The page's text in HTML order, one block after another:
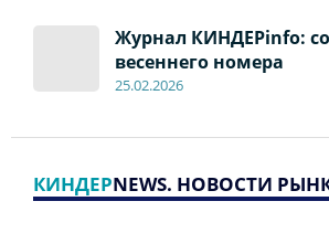
Журнал КИНДЕРinfo:
весеннего номера
25.02.2026
КИНДЕРNEWS. НОВОСТИ